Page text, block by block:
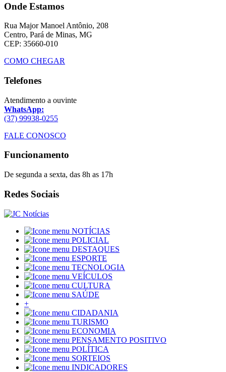
Onde Estamos
Rua Major Manoel Antônio, 208
Centro, Pará de Minas, MG
CEP: 35660-010
COMO CHEGAR
Telefones
Atendimento a ouvinte
WhatsApp:
(37) 99938-0255
FALE CONOSCO
Funcionamento
De segunda a sexta, das 8h as 17h
Redes Sociais
NOTÍCIAS
POLICIAL
DESTAQUES
ESPORTE
TECNOLOGIA
VEÍCULOS
CULTURA
SAÚDE
+
CIDADANIA
TURISMO
ECONOMIA
PENSAMENTO POSITIVO
POLÍTICA
SORTEIOS
INDICADORES